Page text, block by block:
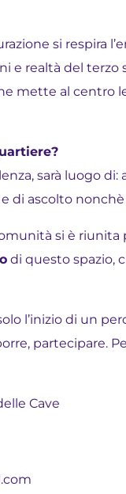
si respira
e realtà del terzo
mette al centro
sarà luogo
di ascolto
si è riunita
di questo spazio,
l’inizio di un
partecipare.
Cave